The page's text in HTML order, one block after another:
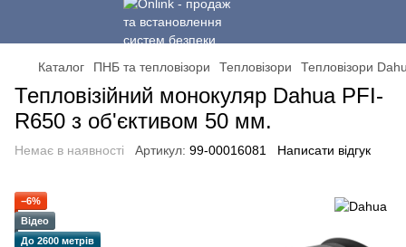
Каталог ПНБ та тепловізори Тепловізори Тепловізори
Тепловізійний монокуляр Dahua PFI-
R650 з об'єктивом 50 мм.
Немає в наявності Артикул: 99-00016081 Написати відгук
−6%
Відео
До 2600 метрів